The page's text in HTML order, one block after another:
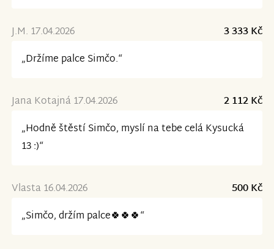
J.M. 17.04.2026
3 333 Kč
„Držíme palce Simčo.“
Jana Kotajná 17.04.2026
2 112 Kč
„Hodně štěstí Simčo, myslí na tebe celá Kysucká
13 :)“
Vlasta 16.04.2026
500 Kč
„Simčo, držím palce🍀🍀🍀“